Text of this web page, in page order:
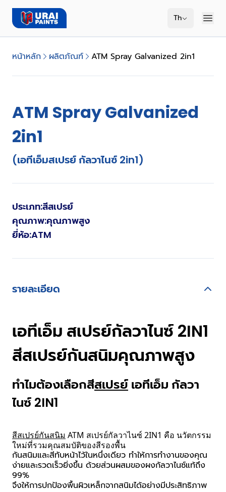
Th
หน้าหลัก ผลิตภัณฑ์ ATM Spray Galvanized 2in1
ATM Spray Galvanized
2in1
(เอทีเอ็มสเปรย์ กัลวาไนซ์ 2in1)
ประเภท:สีสเปรย์
คุณภาพ:คุณภาพสูง
ยี่ห้อ:ATM
รายละเอียด
เอทีเอ็ม สเปรย์กัลวาไนซ์ 2IN1
สีสเปรย์กันสนิมคุณภาพสูง
ทำไมต้องเลือกสีสเปรย์ เอทีเอ็ม กัลวา
ไนซ์ 2IN1
สีสเปรย์กันสนิม ATM สเปรย์กัลวาไนซ์ 2IN1 คือ นวัตกรรม
ใหม่ที่รวมคุณสมบัติของสีรองพื้น
กันสนิมและสีทับหน้าไว้ในหนึ่งเดียว ทำให้การทำงานของคุณ
ง่ายและรวดเร็วยิ่งขึ้น ด้วยส่วนผสมของผงกัลวาไนซ์แท้ถึง
99%
จึงให้การปกป้องพื้นผิวเหล็กจากสนิมได้อย่างมีประสิทธิภาพ